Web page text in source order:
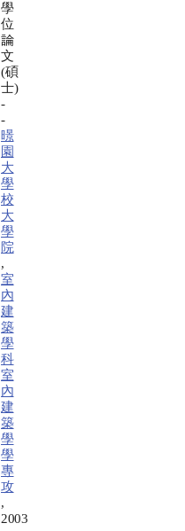
學
位
論
文
(碩
士)
-
-
暻
園
大
學
校
大
學
院
,
室
內
建
築
學
科
室
內
建
築
學
學
專
攻
,
2003